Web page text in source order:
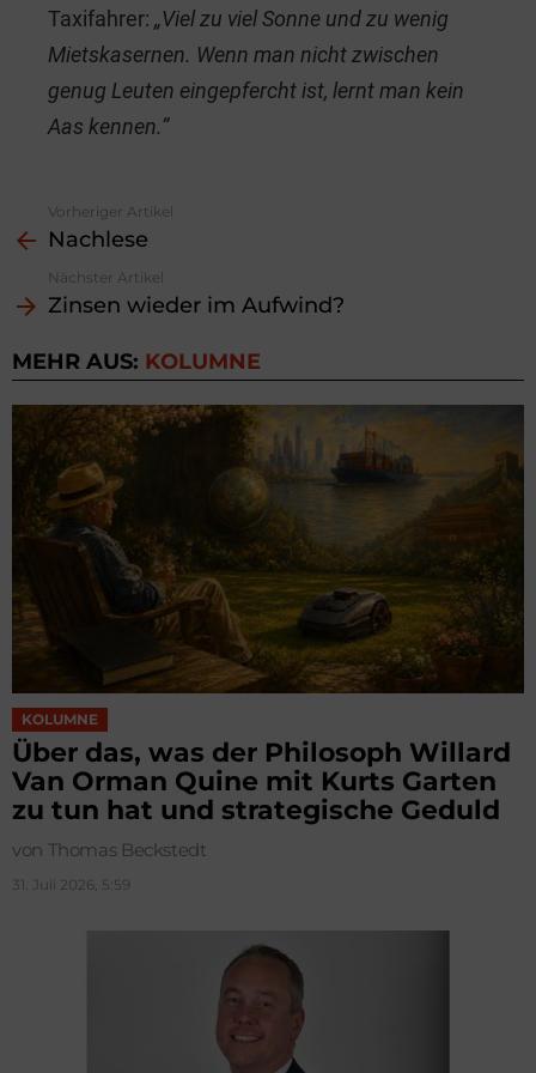
Taxifahrer: „Viel zu viel Sonne und zu wenig
Mietskasernen. Wenn man nicht zwischen
genug Leuten eingepfercht ist, lernt man kein
Aas kennen.“
more
Vorheriger Artikel
Nachlese
Nächster Artikel
Zinsen wieder im Aufwind?
MEHR AUS: KOLUMNE
KOLUMNE
Über das, was der Philosoph Willard
Van Orman Quine mit Kurts Garten
zu tun hat und strategische Geduld
von Thomas Beckstedt
31. Juli 2026, 5:59